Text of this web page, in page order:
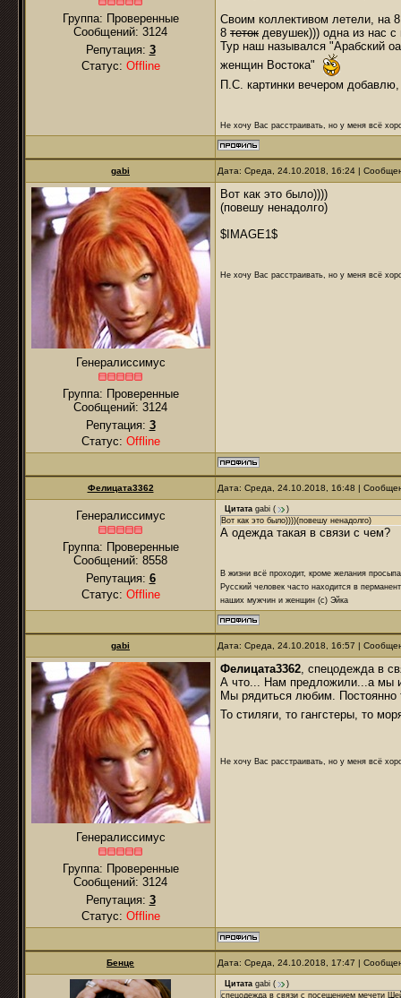
Группа: Проверенные
Сообщений: 3124
Репутация: 3
Статус: Offline
Своим коллективом летели, на
8 теток девушек))) одна из нас
Тур наш назывался "Арабский
женщин Востока"
П.С. картинки вечером
Не хочу Вас расстраивать, но у меня всё
gabi Дата: Среда, 24.10.2018, 16:24 |
Генералиссимус
Группа: Проверенные
Сообщений: 3124
Репутация: 3
Статус: Offline
Вот как это было))))
(повешу ненадолго)
$IMAGE1$
Не хочу Вас расстраивать, но у меня всё
Фелицата3362 Дата: Среда, 24.10.2018, 16:48 |
Генералиссимус
Группа: Проверенные
Сообщений: 8558
Репутация: 6
Статус: Offline
Цитата gabi (
)
Вот как это было))))(повешу ненадолго)
А одежда такая в связи с чем?
В жизни всё проходит, кроме желания
Русский человек часто находится в
наших мужчин и женщин (с) Эйка
gabi Дата: Среда, 24.10.2018, 16:57 |
Генералиссимус
Группа: Проверенные
Сообщений: 3124
Репутация: 3
Статус: Offline
Фелицата3362, спецодежда в
А что... Нам предложили...а мы
Мы рядиться любим. Постоянно
То стиляги, то гангстеры, то
Не хочу Вас расстраивать, но у меня всё
Бенце Дата: Среда, 24.10.2018, 17:47 |
Цитата gabi (
)
спецодежда в связи с посещением мечети